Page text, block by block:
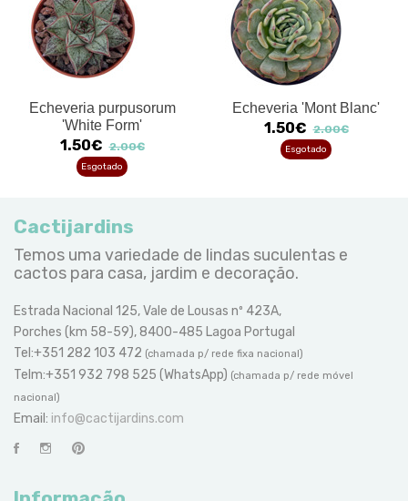
Echeveria purpusorum
'White Form'
1.50€ 2.00€
Esgotado
Echeveria 'Mont Blanc'
1.50€ 2.00€
Esgotado
Cactijardins
Temos uma variedade de lindas suculentas e
cactos para casa, jardim e decoração.
Estrada Nacional 125, Vale de Lousas nº 423A,
Porches (km 58-59), 8400-485 Lagoa Portugal
Tel:+351 282 103 472 (chamada p/ rede fixa nacional)
Telm:+351 932 798 525 (WhatsApp) (chamada p/ rede móvel
nacional)
Email: info@cactijardins.com